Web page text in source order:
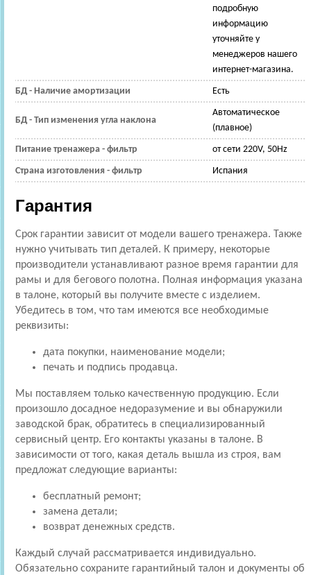
подробную
информацию
уточняйте у
менеджеров нашего
интернет-магазина.
БД - Наличие амортизации Есть
БД - Тип изменения угла наклона
Автоматическое
(плавное)
Питание тренажера - фильтр от сети 220V, 50Hz
Страна изготовления - фильтр Испания
Гарантия
Срок гарантии зависит от модели вашего тренажера. Также
нужно учитывать тип деталей. К примеру, некоторые
производители устанавливают разное время гарантии для
рамы и для бегового полотна. Полная информация указана
в талоне, который вы получите вместе с изделием.
Убедитесь в том, что там имеются все необходимые
реквизиты:
дата покупки, наименование модели;
печать и подпись продавца.
Мы поставляем только качественную продукцию. Если
произошло досадное недоразумение и вы обнаружили
заводской брак, обратитесь в специализированный
сервисный центр. Его контакты указаны в талоне. В
зависимости от того, какая деталь вышла из строя, вам
предложат следующие варианты:
бесплатный ремонт;
замена детали;
возврат денежных средств.
Каждый случай рассматривается индивидуально.
Обязательно сохраните гарантийный талон и документы об